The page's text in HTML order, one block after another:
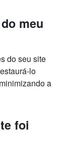
meu
do seu site
lo
a
foi